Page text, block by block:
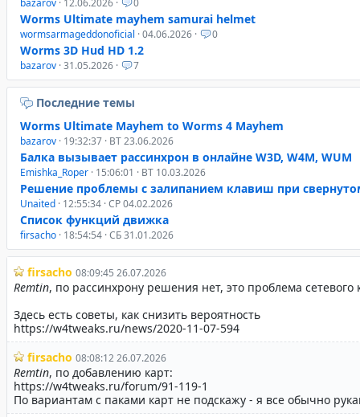
bazarov · 12.06.2026 · 0
Worms Ultimate mayhem samurai helmet
wormsarmageddonoficial · 04.06.2026 · 0
Worms 3D Hud HD 1.2
bazarov · 31.05.2026 · 7
Последние темы
Worms Ultimate Mayhem to Worms 4 Mayhem
bazarov · 19:32:37 · ВТ 23.06.2026
Балка вызывает рассинхрон в онлайне W3D, W4M, WUM
Emishka_Roper · 15:06:01 · ВТ 10.03.2026
Решение проблемы с залипанием клавиш при
Unaited · 12:55:34 · СР 04.02.2026
Список функций движка
firsacho · 18:54:54 · СБ 31.01.2026